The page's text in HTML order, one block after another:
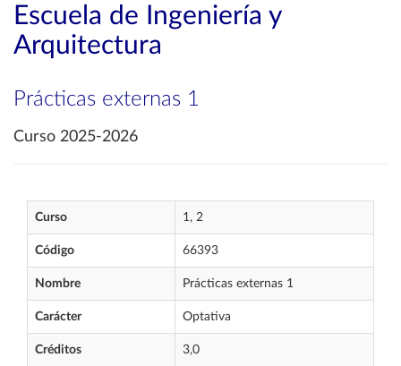
Escuela de Ingeniería y
Arquitectura
Prácticas externas 1
Curso 2025-2026
Curso 1, 2
Código 66393
Nombre Prácticas externas 1
Carácter Optativa
Créditos 3,0